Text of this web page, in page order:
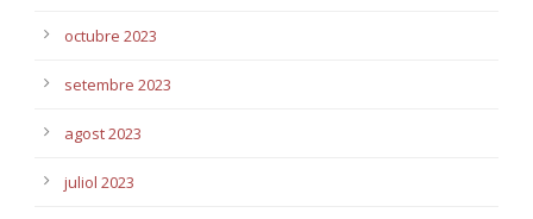
octubre 2023
setembre 2023
agost 2023
juliol 2023